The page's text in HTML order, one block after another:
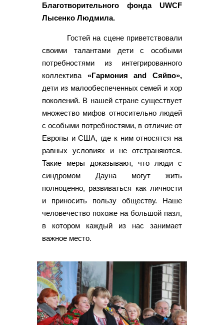
Благотворительного фонда UWCF
Лысенко Людмила.
Гостей на сцене приветствовали
своими талантами дети с особыми
потребностями из интегрированного
коллектива «Гармония and Сяйво»,
дети из малообеспеченных семей и хор
поколений. В нашей стране существует
множество мифов относительно людей
с особыми потребностями, в отличие от
Европы и США, где к ним относятся на
равных условиях и не отстраняются.
Такие меры доказывают, что люди с
синдромом Дауна могут жить
полноценно, развиваться как личности
и приносить пользу обществу. Наше
человечество похоже на большой пазл,
в котором каждый из нас занимает
важное место.